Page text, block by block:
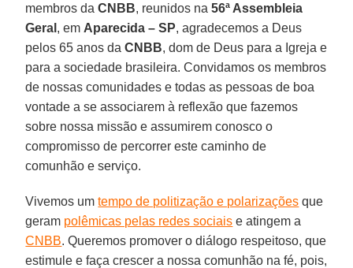
membros daCNBB, reunidos na56ª Assembleia
Geral , em Aparecida – SP, agradecemos a Deus
pelos 65 anos daCNBB, dom de Deus para a Igreja e
para a sociedade brasileira. Convidamos os membros
de nossas comunidades e todas as pessoas de boa
vontade a se associarem à reflexão que fazemos
sobre nossa missão e assumirem conosco o
compromisso de percorrer este caminho de
comunhão e serviço.
Vivemos umtempo de politização e polarizações que
geram polêmicas pelas redes sociais e atingem a
CNBB. Queremos promover o diálogo respeitoso, que
estimule e faça crescer a nossa comunhão na fé, pois,